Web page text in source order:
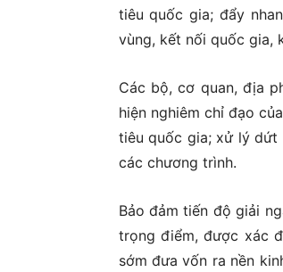
tiêu quốc gia; đẩy
vùng, kết nối quốc gia,
Các bộ, cơ quan, địa
hiện nghiêm chỉ đạo
tiêu quốc gia; xử lý dứt
các chương trình.
Bảo đảm tiến độ giải
trọng điểm, được xác
sớm đưa vốn ra nền